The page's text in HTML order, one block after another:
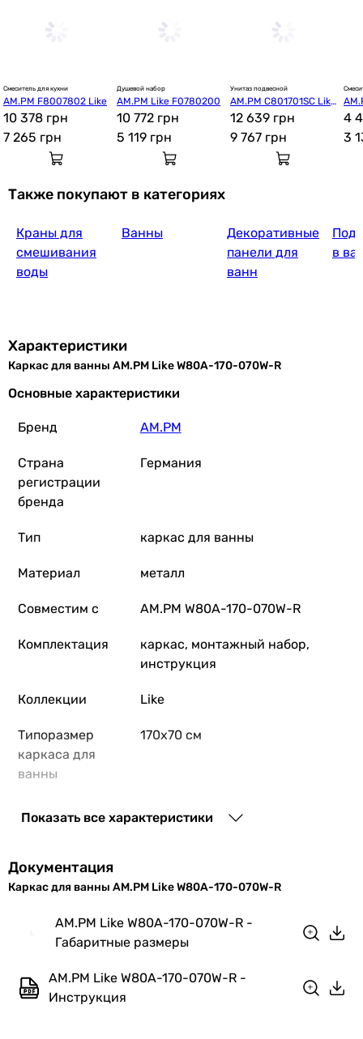
Смеситель для кухни
AM.PM F8007802 Like
10 378 грн
7 265 грн
Душевой набор
AM.PM Like F0780200
10 772 грн
5 119 грн
Унитаз подвесной
AM.PM C801701SC Like
с сиденьем микролиф
т
12 639 грн
9 767 грн
4
3
Также покупают в категориях
Краны для
смешивания
воды
Ванны
Декоративные
панели для
ванн
в
Характеристики
Каркас для ванны AM.PM Like W80A-170-070W-R
Основные характеристики
Бренд AM.PM
Страна
регистрации
бренда
Германия
Тип каркас для ванны
Материал металл
Совместим с AM.PM W80A-170-070W-R
Комплектация
каркас, монтажный набор,
инструкция
Коллекции Like
Типоразмер
каркаса для
ванны
170x70 см
EAN
Вес 5 кг
Глубина 1700 мм
Высота
Показать все характеристики
Документация
Каркас для ванны AM.PM Like W80A-170-070W-R
AM.PM Like W80A-170-070W-R -
Габаритные размеры
AM.PM Like W80A-170-070W-R -
Инструкция